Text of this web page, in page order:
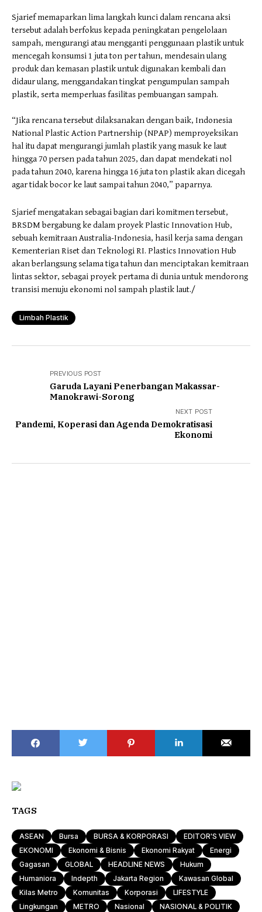
Sjarief memaparkan lima langkah kunci dalam rencana aksi
tersebut adalah berfokus kepada peningkatan pengelolaan
sampah, mengurangi atau mengganti penggunaan plastik untuk
mencegah konsumsi 1 juta ton per tahun, mendesain ulang
produk dan kemasan plastik untuk digunakan kembali dan
didaur ulang, menggandakan tingkat pengumpulan sampah
plastik, serta memperluas fasilitas pembuangan sampah.
“Jika rencana tersebut dilaksanakan dengan baik, Indonesia
National Plastic Action Partnership (NPAP) memproyeksikan
hal itu dapat mengurangi jumlah plastik yang masuk ke laut
hingga 70 persen pada tahun 2025, dan dapat mendekati nol
pada tahun 2040, karena hingga 16 juta ton plastik akan dicegah
agar tidak bocor ke laut sampai tahun 2040,” paparnya.
Sjarief mengatakan sebagai bagian dari komitmen tersebut,
BRSDM bergabung ke dalam proyek Plastic Innovation Hub,
sebuah kemitraan Australia-Indonesia, hasil kerja sama dengan
Kementerian Riset dan Teknologi RI. Plastics Innovation Hub
akan berlangsung selama tiga tahun dan menciptakan kemitraan
lintas sektor, sebagai proyek pertama di dunia untuk mendorong
transisi menuju ekonomi nol sampah plastik laut./
Limbah Plastik
PREVIOUS POST
Garuda Layani Penerbangan Makassar-
Manokrawi-Sorong
NEXT POST
Pandemi, Koperasi dan Agenda Demokratisasi
Ekonomi
TAGS
ASEAN Bursa BURSA & KORPORASI
EDITOR'S VIEW
EKONOMI
Ekonomi & Bisnis Ekonomi Rakyat
Energi
Gagasan
GLOBAL HEADLINE NEWS
Hukum
Humaniora
Indepth Jakarta Region
Kawasan Global
Kilas Metro
Komunitas Korporasi
LIFESTYLE
Lingkungan
METRO Nasional NASIONAL & POLITIK